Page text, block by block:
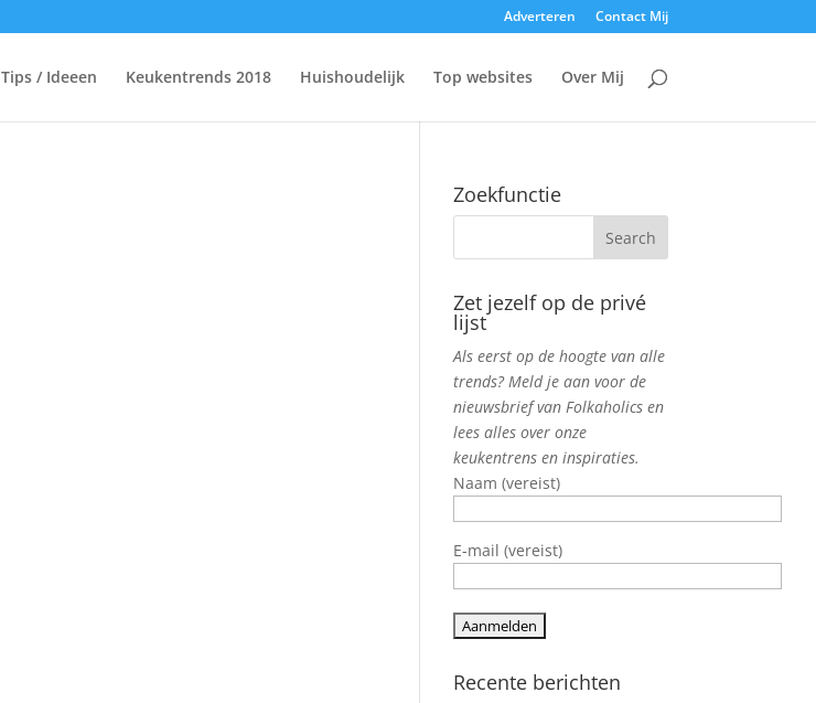
Adverteren Contact Mij
Tips / Ideeen Keukentrends 2018 Huishoudelijk Top websites Over Mij
Zoekfunctie
Zet jezelf op de privé
lijst
Als eerst op de hoogte van alle
trends? Meld je aan voor de
nieuwsbrief van Folkaholics en
lees alles over onze
keukentrens en inspiraties.
Naam (vereist)
E-mail (vereist)
Recente berichten